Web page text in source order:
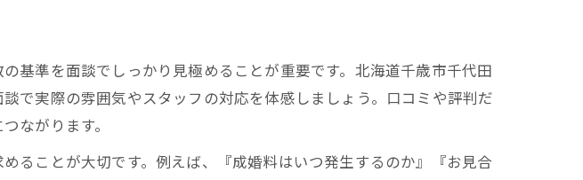
基準を面談でしっかり見極めることが重要です。北海道千歳市千代田
で実際の雰囲気やスタッフの対応を体感しましょう。口コミや評判だ
ながります。
ることが大切です。例えば、『成婚料はいつ発生するのか』『お見合